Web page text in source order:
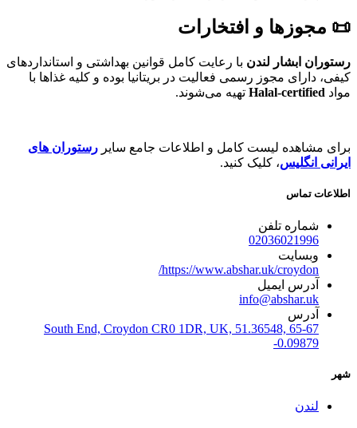
📜 مجوزها و افتخارات
رستوران ابشار لندنبا رعایت کامل قوانین بهداشتی و استانداردهای
کیفی، دارای مجوز رسمی فعالیت در بریتانیا بوده و کلیه غذاها با
موادHalal-certifiedتهیه می‌شوند.
برای مشاهده لیست کامل و اطلاعات جامع سایر رستوران های
ایرانی انگلیس ، کلیک کنید.
اطلاعات تماس
شماره تلفن
02036021996
وبسایت
https://www.abshar.uk/croydon/
آدرس ایمیل
info@abshar.uk
آدرس
65-67 South End, Croydon CR0 1DR, UK, 51.36548,
-0.09879
شهر
لندن